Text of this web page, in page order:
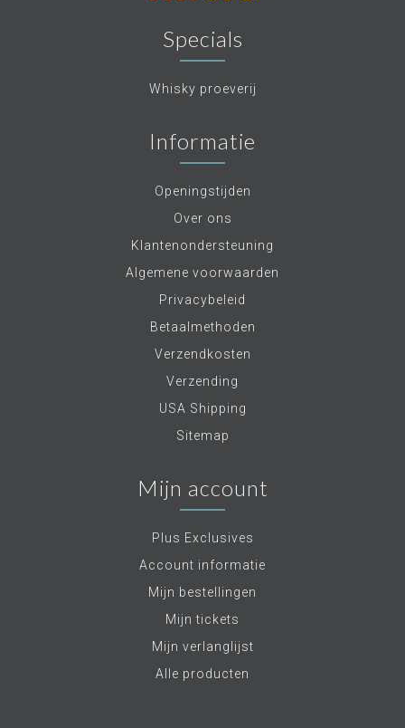
Specials
Whisky proeverij
Informatie
Openingstijden
Over ons
Klantenondersteuning
Algemene voorwaarden
Privacybeleid
Betaalmethoden
Verzendkosten
Verzending
USA Shipping
Sitemap
Mijn account
Plus Exclusives
Account informatie
Mijn bestellingen
Mijn tickets
Mijn verlanglijst
Alle producten